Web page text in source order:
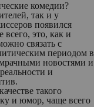
комедии?
так и у
появился
всего, это, как и
связать с
периодом в
новостями и
и
такого
и юмор, чаще всего